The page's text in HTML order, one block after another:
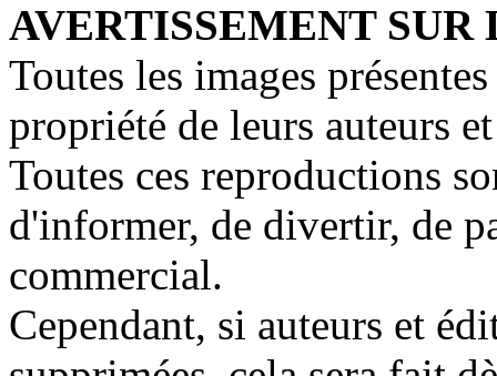
AVERTISSEMENT
Toutes les images
propriété de leurs auteurs
Toutes ces reproductions
d'informer, de divertir, de
commercial.
Cependant, si auteurs et